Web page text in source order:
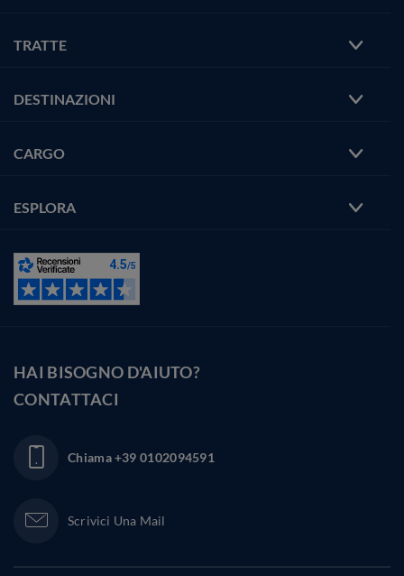
TRATTE
DESTINAZIONI
CARGO
ESPLORA
HAI BISOGNO D'AIUTO?
CONTATTACI
Chiama+39 0102094591
Scrivici Una Mail